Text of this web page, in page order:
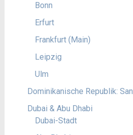
Bonn
Erfurt
Frankfurt (Main)
Leipzig
Ulm
Dominikanische Republik:
Dubai & Abu Dhabi
Dubai-Stadt